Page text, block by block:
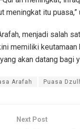
meningkat itu puasa,”
menjadi salah
memiliki
akan datang bagi
Arafah Puasa
Next Post